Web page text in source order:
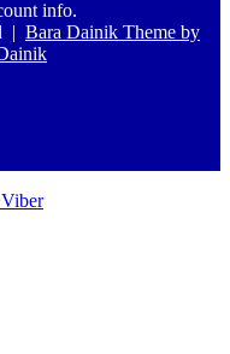
info.
| Bara Dainik Theme by
Viber